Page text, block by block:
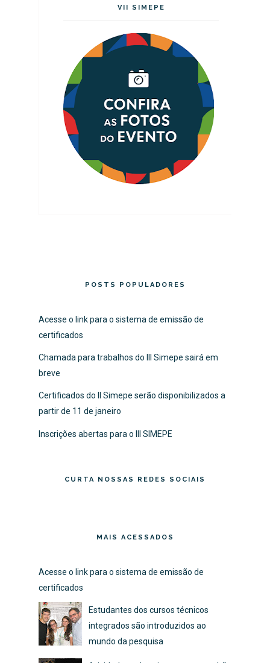
VII SIMEPE
POSTS POPULADORES
Acesse o link para o sistema de emissão de
certificados
Chamada para trabalhos do III Simepe sairá em
breve
Certificados do II Simepe serão disponibilizados a
partir de 11 de janeiro
Inscrições abertas para o III SIMEPE
CURTA NOSSAS REDES SOCIAIS
MAIS ACESSADOS
Acesse o link para o sistema de emissão de
certificados
Estudantes dos cursos técnicos
integrados são introduzidos ao
mundo da pesquisa